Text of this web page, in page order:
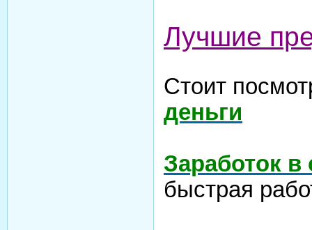
Лучшие
Стоит
деньги
Заработок в
быстрая